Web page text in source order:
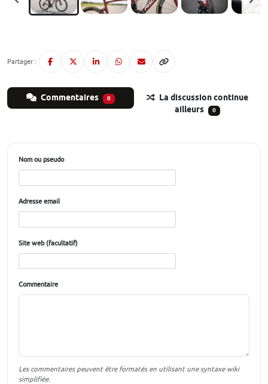
Partager :
Commentaires 0
La discussion continue
ailleurs
0
Nom ou pseudo
Adresse email
Site web (facultatif)
Commentaire
Les commentaires peuvent être formatés en utilisant une syntaxe wiki
simplifiée.